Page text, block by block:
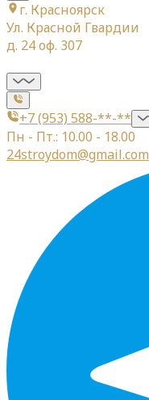
г. Красноярск
Ул. Красной Гвардии
д. 24 оф. 307
+7 (953) 588-**-**
Пн - Пт.: 10.00 - 18.00
24stroydom@gmail.com